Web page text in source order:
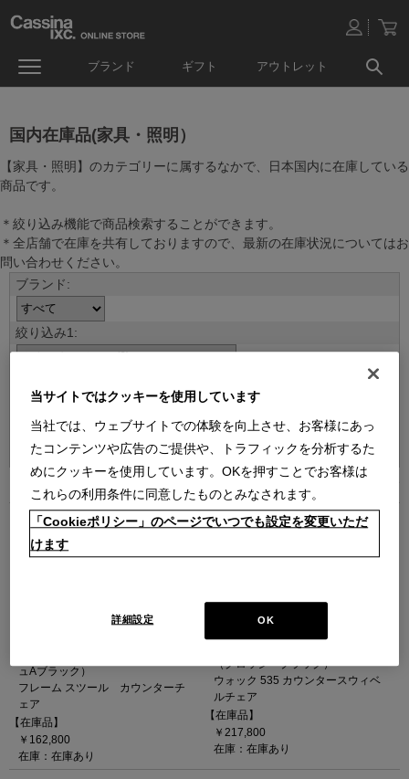
ブランド ギフト アウトレット
国内在庫品(家具・照明）
【家具・照明】のカテゴリーに属するなかで、日本国内に在庫している
商品です。
＊絞り込み機能で商品検索することができます。
＊全店舗で在庫を共有しておりますので、最新の在庫状況についてはお
問い合わせください。
並べ替え：
ュAブラック）
フレーム スツール カウンターチ
ェア
【在庫品】
￥162,800
在庫：在庫あり
（グロッシーブラック）
ウォック 535 カウンタースウィベ
ルチェア
【在庫品】
￥217,800
在庫：在庫あり
当サイトではクッキーを使用しています
当社では、ウェブサイトでの体験を向上させ、お客様にあっ
たコンテンツや広告のご提供や、トラフィックを分析するた
めにクッキーを使用しています。OKを押すことでお客様は
これらの利用条件に同意したものとみなされます。
「Cookieポリシー」のページでいつでも設定を変更いただ
けます
OK
詳細設定